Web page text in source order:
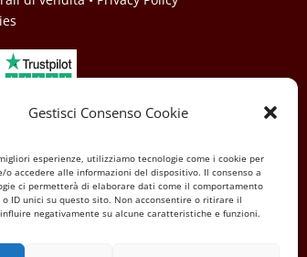
Gestisci Consenso Cookie
esperienze, utilizziamo tecnologie come i cookie per
o accedere alle informazioni del dispositivo. Il consenso a
ci permetterà di elaborare dati come il comportamento
o ID unici su questo sito. Non acconsentire o ritirare il
negativamente su alcune caratteristiche e funzioni.